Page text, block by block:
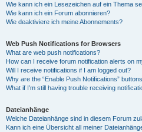
Wie kann ich ein Lesezeichen auf ein Thema
Wie kann ich ein Forum abonnieren?
Wie deaktiviere ich meine Abonnements?
Web Push Notifications for Browsers
What are web push notifications?
How can I receive forum notification alerts on
Will I receive notifications if I am logged out?
Why are the “Enable Push Notifications”
What if I’m still having trouble receiving
Dateianhänge
Welche Dateianhänge sind in diesem Forum
Kann ich eine Übersicht all meiner